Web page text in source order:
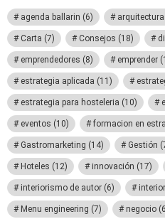
agenda ballarin (6)
Carta (7) Consejos (18)
emprendedores (8) emprender
estrategia aplicada (11)
estrategia para hosteleria (10)
eventos (10) formacion en
Gastromarketing (14) Gestión
Hoteles (12) innovación (17)
interiorismo de autor (6)
Menu engineering (7) negocio